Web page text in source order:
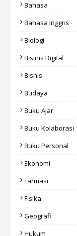
Bahasa
Bahasa Inggris
Biologi
Bisinis Digital
Bisnis
Budaya
Buku Ajar
Buku Kolaborasi
Buku Personal
Ekonomi
Farmasi
Fisika
Geografi
Hukum